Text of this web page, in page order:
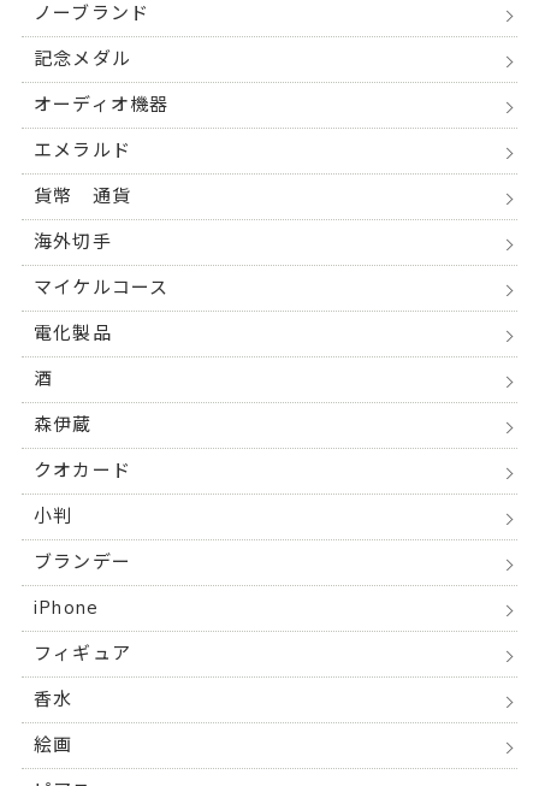
ノーブランド
記念メダル
オーディオ機器
エメラルド
貨幣 通貨
海外切手
マイケルコース
電化製品
酒
森伊蔵
クオカード
小判
ブランデー
iPhone
フィギュア
香水
絵画